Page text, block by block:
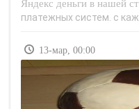
Яндекс деньги в нашей
платежных систем. с
13-мар, 00:00